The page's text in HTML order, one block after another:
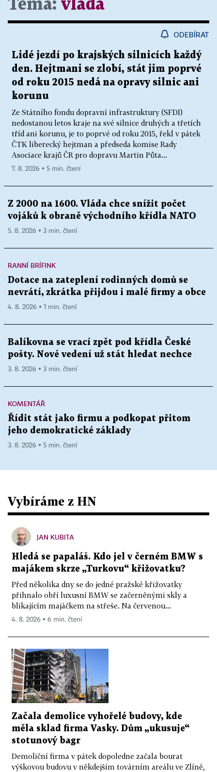
Téma: vláda
ODEBÍRAT
Lidé jezdí po krajských silnicích každý
den. Hejtmani se zlobí, stát jim poprvé
od roku 2015 nedá na opravy silnic ani
korunu
Ze Státního fondu dopravní infrastruktury (SFDI)
nedostanou letos kraje na své silnice druhých a třetích
tříd ani korunu, je to poprvé od roku 2015, řekl v pátek
ČTK liberecký hejtman a předseda komise Rady
Asociace krajů ČR pro dopravu Martin Půta...
7. 8. 2026 ▪ 5 min. čtení
Z 2000 na 1600. Vláda chce snížit počet
vojáků k obraně východního křídla NATO
5. 8. 2026 ▪ 3 min. čtení
RANNÍ BRÍFINK
Dotace na zateplení rodinných domů se
nevrátí, zkrátka přijdou i malé firmy a obce
4. 8. 2026 ▪ 1 min. čtení
Balíkovna se vrací zpět pod křídla České
pošty. Nové vedení už stát hledat nechce
3. 8. 2026 ▪ 3 min. čtení
KOMENTÁŘ
Řídit stát jako firmu a podkopat přitom
jeho demokratické základy
3. 8. 2026 ▪ 5 min. čtení
Vybíráme z HN
JAN KUBITA
Hledá se papaláš. Kdo jel v černém BMW s
majákem skrze „Turkovu“ křižovatku?
Před několika dny se do jedné pražské křižovatky
přihnalo obří luxusní BMW se začerněnými skly a
blikajícím majáčkem na střeše. Na červenou...
4. 8. 2026 ▪ 6 min. čtení
Začala demolice vyhořelé budovy, kde
měla sklad firma Vasky. Dům „ukusuje“
stotunový bagr
Demoliční firma v pátek dopoledne začala bourat
výškovou budovu v někdejším továrním areálu ve Zlíně,